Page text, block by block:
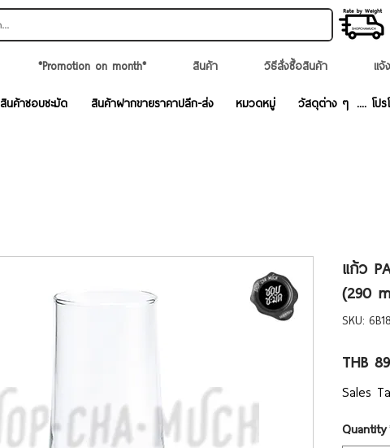
*Promotion on month* สินค้า วิธีสั่งซื้อสินค้า แจ้
สินค้าชอบชะมัด สินค้าฝากขายราคาปลีก-ส่ง หมวดหมู่ วัสดุต่าง ๆ .... โป
แก้ว
(290
SKU:
THB
Sales
Quantity